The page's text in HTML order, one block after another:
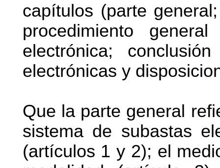
capítulos (parte
procedimiento
electrónica;
electrónicas y
Que la parte general
sistema de subastas
(artículos 1 y 2); el